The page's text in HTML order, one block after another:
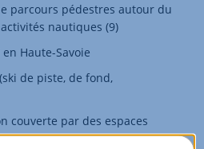
parcours pédestres autour du
nautiques (9)
Haute-Savoie
de piste, de fond,
couverte par des espaces